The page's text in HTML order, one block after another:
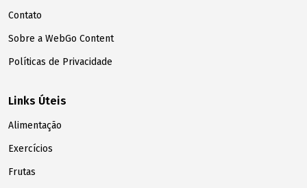
Contato
Sobre a WebGo Content
Políticas de Privacidade
Links Úteis
Alimentação
Exercícios
Frutas